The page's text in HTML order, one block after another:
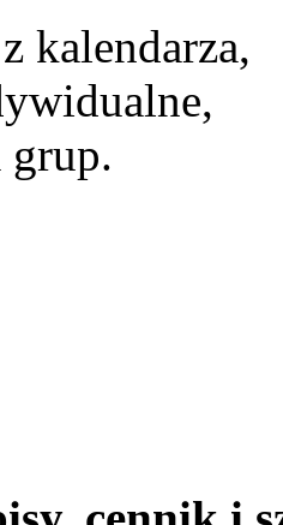
kalendarza,
grup.